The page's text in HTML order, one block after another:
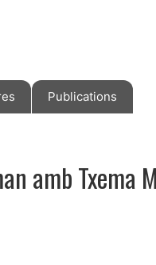
Publications
amb Txema